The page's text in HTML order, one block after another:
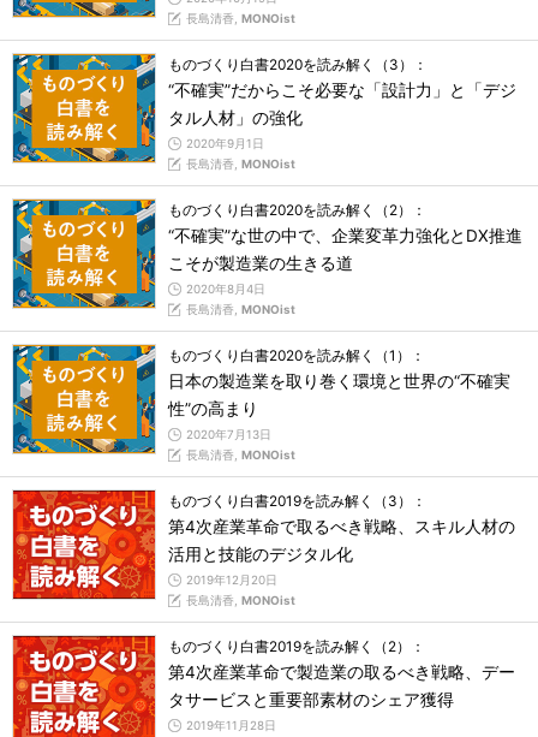
長島清香, MONOist
ものづくり白書2020を読み解く（3）：
“不確実”だからこそ必要な「設計力」と「デジ
タル人材」の強化
2020年9月1日
長島清香, MONOist
ものづくり白書2020を読み解く（2）：
“不確実”な世の中で、企業変革力強化とDX推進
こそが製造業の生きる道
2020年8月4日
長島清香, MONOist
ものづくり白書2020を読み解く（1）：
日本の製造業を取り巻く環境と世界の“不確実
性”の高まり
2020年7月13日
長島清香, MONOist
ものづくり白書2019を読み解く（3）：
第4次産業革命で取るべき戦略、スキル人材の
活用と技能のデジタル化
2019年12月20日
長島清香, MONOist
ものづくり白書2019を読み解く（2）：
第4次産業革命で製造業の取るべき戦略、デー
タサービスと重要部素材のシェア獲得
2019年11月28日